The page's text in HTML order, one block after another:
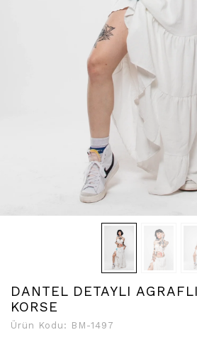
DANTEL DETAYLI
KORSE
Ürün Kodu: BM-1497